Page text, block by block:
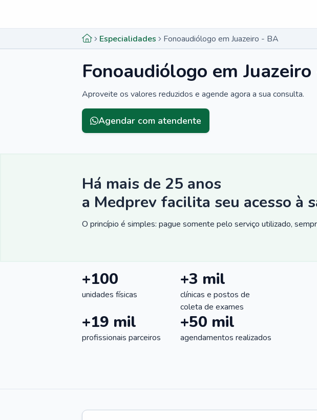
Especialidades Fonoaudiólogo em Juazeiro - BA
Fonoaudiólogo em
Aproveite os valores reduzidos e agende agora a sua consulta.
Agendar com atendente
Há mais de 25 anos
a Medprev facilita seu acesso à
O princípio é simples: pague somente pelo serviço utilizado,
+100
unidades físicas
+3 mil
clínicas e postos de
coleta de exames
+19 mil
profissionais parceiros
+50 mil
agendamentos realizados